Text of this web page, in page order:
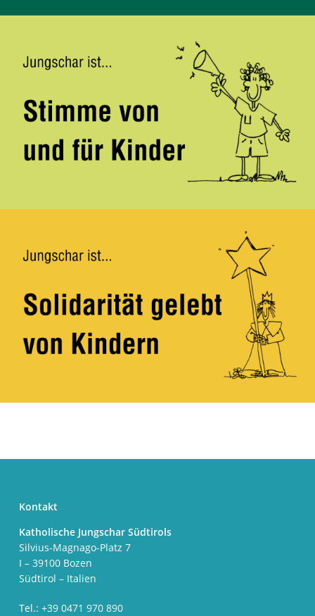
Kontakt
Katholische Jungschar Südtirols
Silvius-Magnago-Platz 7
I – 39100 Bozen
Südtirol – Italien
Tel.: +39 0471 970 890